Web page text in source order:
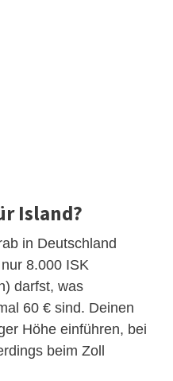
Island?
in Deutschland
8.000 ISK
darfst, was
60 € sind. Deinen
Höhe einführen, bei
beim Zoll